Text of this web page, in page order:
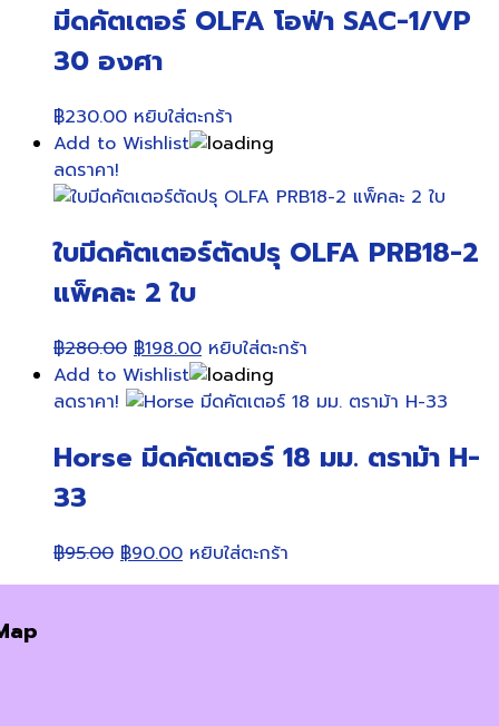
มีดคัตเตอร์ OLFA โอฟ่า SAC-1/VP
30 องศา
฿230.00 หยิบใส่ตะกร้า
Add to Wishlist
ลดราคา!
ใบมีดคัตเตอร์ตัดปรุ OLFA PRB18-2
แพ็คละ 2 ใบ
฿280.00 Original
price
was:
฿198.00Current
price
is:
หยิบใส่ตะกร้า
Add to Wishlist
ลดราคา!
Horse มีดคัตเตอร์ 18 มม. ตราม้า H-
33
฿95.00 Original
price
฿90.00Current
price
หยิบใส่ตะกร้า